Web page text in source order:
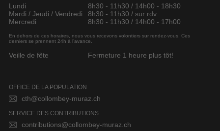
Lundi
8h30 - 11h30 / 14h00 - 18h30
Mardi / Jeudi / Vendredi
8h30 - 11h30 / sur rdv
Mercredi
8h30 - 11h30 / 14h00 - 17h00
En dehors de ces horaires, nous vous recevons volontiers sur rendez-vous. Ces
derniers se prennent 24h à l’avance.
Veille de fête Fermeture 1 heure plus tôt!
OFFICE DE LA POPULATION
cth@collombey-muraz.ch
SERVICE DES CONTRIBUTIONS
contributions@collombey-muraz.ch